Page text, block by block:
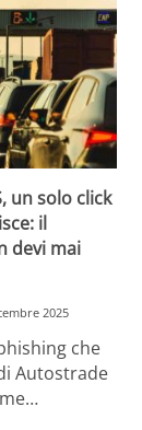
un solo click
il
devi mai
2025
che
Autostrade